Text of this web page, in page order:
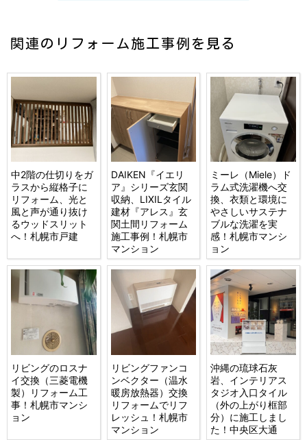
関連のリフォーム施工事例を見る
中2階の仕切りをガ
ラスから縦格子に
リフォーム、光と
風と声が通り抜け
るウッドスリット
へ！札幌市戸建
DAIKEN『イエリ
ア』シリーズ玄関
収納、LIXILタイル
建材『アレス』玄
関土間リフォーム
施工事例！札幌市
マンション
ミーレ（Miele）ド
ラム式洗濯機へ交
換、衣類と環境に
やさしいサステナ
ブルな洗濯を実
感！札幌市マンシ
ョン
リビングのロスナ
イ交換（三菱電機
製）リフォーム工
事！札幌市マンシ
ョン
リビングファンコ
ンベクター（温水
暖房放熱器）交換
リフォームでリフ
レッシュ！札幌市
マンション
沖縄の琉球石灰
岩、インテリアス
タジオ入口タイル
（外の上がり框部
分）に施工しまし
た！中央区大通